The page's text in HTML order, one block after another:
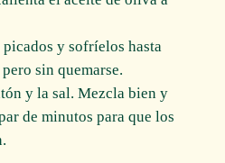
y sofríelos hasta
sin quemarse.
y la sal. Mezcla bien y
de minutos para que los